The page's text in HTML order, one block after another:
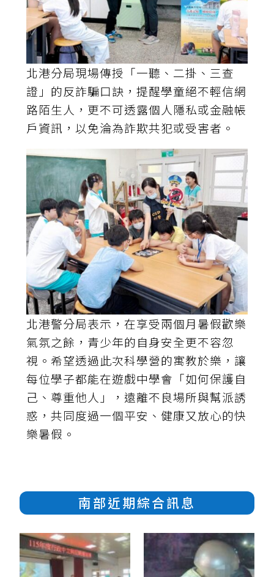
北港分局現場傳授「一聽、二掛、三查
證」的反詐騙口訣，提醒學童絕不輕信網
路陌生人，更不可透露個人隱私或金融帳
戶資訊，以免淪為詐欺共犯或受害者。
北港警分局表示，在享受兩個月暑假歡樂
氣氛之餘，青少年的自身安全更不容忽
視。希望透過此次科學營的寓教於樂，讓
每位學子都能在遊戲中學會「如何保護自
己、尊重他人」，遠離不良場所與幫派誘
惑，共同度過一個平安、健康又放心的快
樂暑假。
南部近期綜合訊息